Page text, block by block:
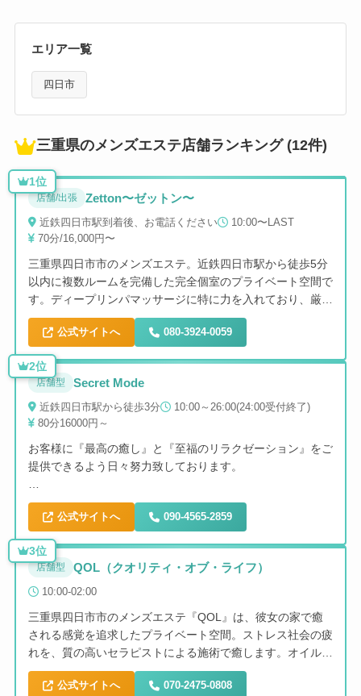
エリア一覧
四日市
三重県のメンズエステ店舗ランキング (12件)
店舗/出張 Zetton〜ゼットン〜
近鉄四日市駅到着後、お電話ください
10:00〜LAST
70分/16,000円〜
三重県四日市市のメンズエステ。近鉄四日市駅から徒歩5分
以内に複数ルームを完備した完全個室のプライベート空間で
す。ディープリンパマッサージに特に力を入れており、厳選
された美しいセラピストによる高技術なマッサージで、深い
癒しとリラックスを提供します。店舗利用も出張利用も可能
です。
公式サイトへ 080-3924-0059
1位
店舗型 Secret Mode
近鉄四日市駅から徒歩3分
10:00～26:00(24:00受付終了)
80分16000円～
お客様に『最高の癒し』と『至福のリラクゼーション』をご
提供できるよう日々努力致しております。
当店は風俗店では無い為、性的なサービスは一切ございませ
ん。
ご利用の際は必ず利用規約をご確認後、ご署名を頂きます。
お客様のお問い合わせを心よりお待ちしております。
公式サイトへ 090-4565-2859
2位
店舗型 QOL（クオリティ・オブ・ライフ）
10:00-02:00
三重県四日市市のメンズエステ『QOL』は、彼女の家で癒
される感覚を追求したプライベート空間。ストレス社会の疲
れを、質の高いセラピストによる施術で癒します。オイルマ
ッサージなど個人オプション対応で、お客様のニーズに合わ
せたサービスを提供。経験豊富から新人まで多様なセラピス
公式サイトへ 070-2475-0808
3位